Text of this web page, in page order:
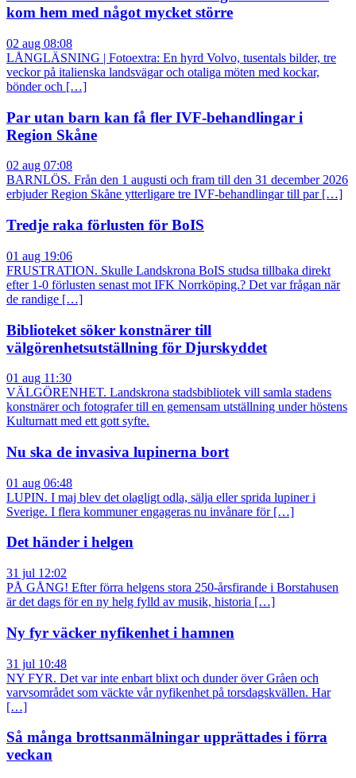
kom hem med något mycket större
02 aug 08:08
LÅNGLÄSNING | Fotoextra: En hyrd Volvo, tusentals bilder, tre
veckor på italienska landsvägar och otaliga möten med kockar,
bönder och […]
Par utan barn kan få fler IVF-behandlingar i
Region Skåne
02 aug 07:08
BARNLÖS. Från den 1 augusti och fram till den 31 december 2026
erbjuder Region Skåne ytterligare tre IVF-behandlingar till par […]
Tredje raka förlusten för BoIS
01 aug 19:06
FRUSTRATION. Skulle Landskrona BoIS studsa tillbaka direkt
efter 1-0 förlusten senast mot IFK Norrköping.? Det var frågan när
de randige […]
Biblioteket söker konstnärer till
välgörenhetsutställning för Djurskyddet
01 aug 11:30
VÄLGÖRENHET. Landskrona stadsbibliotek vill samla stadens
konstnärer och fotografer till en gemensam utställning under höstens
Kulturnatt med ett gott syfte.
Nu ska de invasiva lupinerna bort
01 aug 06:48
LUPIN. I maj blev det olagligt odla, sälja eller sprida lupiner i
Sverige. I flera kommuner engageras nu invånare för […]
Det händer i helgen
31 jul 12:02
PÅ GÅNG! Efter förra helgens stora 250-årsfirande i Borstahusen
är det dags för en ny helg fylld av musik, historia […]
Ny fyr väcker nyfikenhet i hamnen
31 jul 10:48
NY FYR. Det var inte enbart blixt och dunder över Gråen och
varvsområdet som väckte vår nyfikenhet på torsdagskvällen. Har
[…]
Så många brottsanmälningar upprättades i förra
veckan